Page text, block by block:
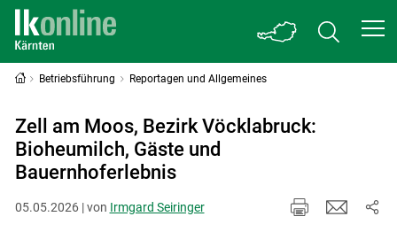
Betriebsführung Reportagen und Allgemeines
Zell am Moos, Bezirk Vöcklabruck:
Bioheumilch, Gäste und
Bauernhoferlebnis
05.05.2026 | von Irmgard Seiringer